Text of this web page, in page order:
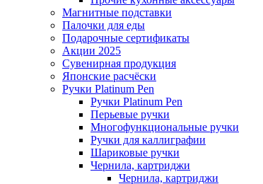
Магнитные подставки
Палочки для еды
Подарочные сертификаты
Акции 2025
Сувенирная продукция
Японские расчёски
Ручки Platinum Pen
Ручки Platinum Pen
Перьевые ручки
Многофункциональные ручки
Ручки для каллиграфии
Шариковые ручки
Чернила, картриджи
Чернила, картриджи